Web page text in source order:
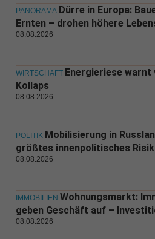
PANORAMA Dürre in Europa:
Ernten – drohen höhere
08.08.2026
WIRTSCHAFT Energieriese
Kollaps
08.08.2026
POLITIK Mobilisierung in
größtes innenpolitisches
08.08.2026
IMMOBILIEN Wohnungsmarkt:
geben Geschäft auf –
08.08.2026